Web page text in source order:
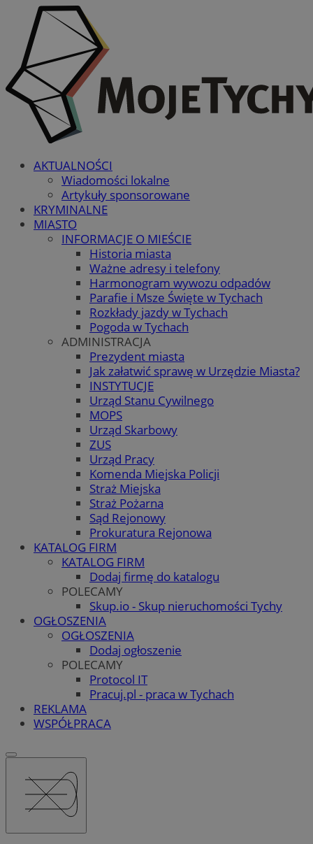
AKTUALNOŚCI
Wiadomości lokalne
Artykuły sponsorowane
KRYMINALNE
MIASTO
INFORMACJE O MIEŚCIE
Historia miasta
Ważne adresy i telefony
Harmonogram wywozu odpadów
Parafie i Msze Święte w Tychach
Rozkłady jazdy w Tychach
Pogoda w Tychach
ADMINISTRACJA
Prezydent miasta
Jak załatwić sprawę w Urzędzie Miasta?
INSTYTUCJE
Urząd Stanu Cywilnego
MOPS
Urząd Skarbowy
ZUS
Urząd Pracy
Komenda Miejska Policji
Straż Miejska
Straż Pożarna
Sąd Rejonowy
Prokuratura Rejonowa
KATALOG FIRM
KATALOG FIRM
Dodaj firmę do katalogu
POLECAMY
Skup.io - Skup nieruchomości Tychy
OGŁOSZENIA
OGŁOSZENIA
Dodaj ogłoszenie
POLECAMY
Protocol IT
Pracuj.pl - praca w Tychach
REKLAMA
WSPÓŁPRACA